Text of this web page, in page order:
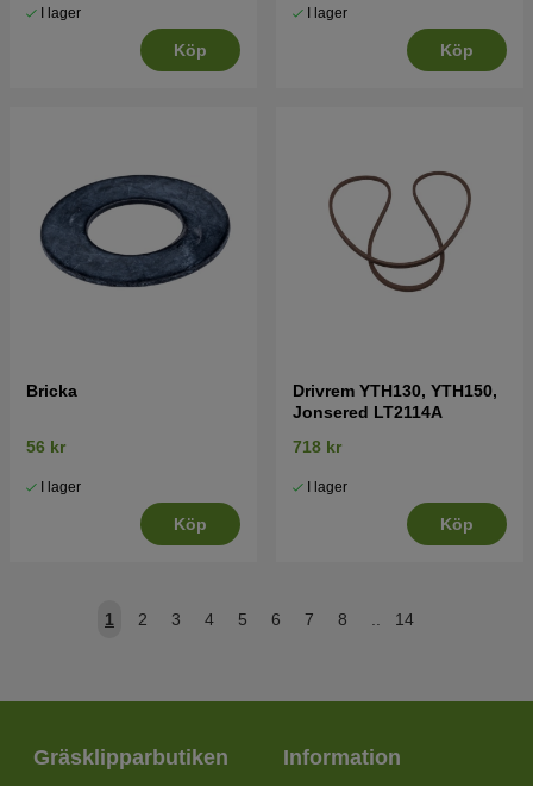
I lager
Köp
I lager
Köp
Bricka
56 kr
I lager
Köp
Drivrem YTH130, YTH150,
Jonsered LT2114A
718 kr
I lager
Köp
1 2 3 4 5 6 7 8 .. 14
Gräsklipparbutiken Information